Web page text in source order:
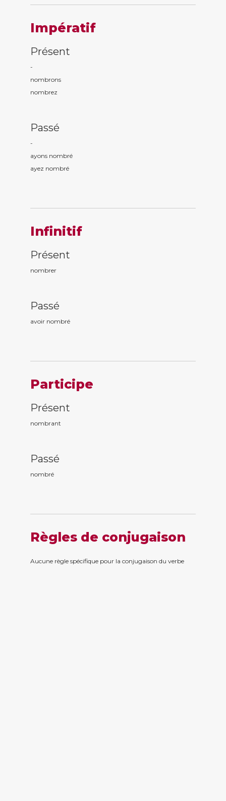
Impératif
Présent
-
nombrons
nombrez
Passé
-
ayons nombré
ayez nombré
Infinitif
Présent
nombrer
Passé
avoir nombré
Participe
Présent
nombrant
Passé
nombré
Règles de conjugaison
Aucune règle spécifique pour la conjugaison du verbe